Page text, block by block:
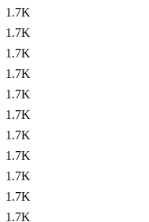
1.7K
1.7K
1.7K
1.7K
1.7K
1.7K
1.7K
1.7K
1.7K
1.7K
1.7K